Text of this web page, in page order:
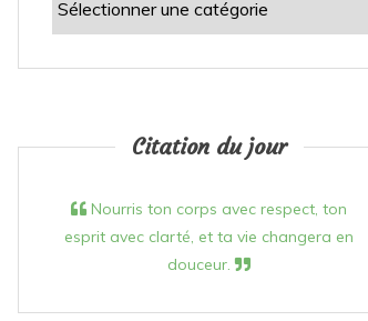
Citation du jour
Nourris ton corps avec respect, ton
esprit avec clarté, et ta vie changera en
douceur.